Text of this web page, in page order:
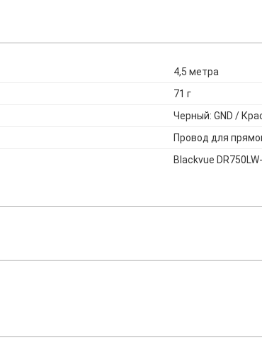
4,5 метра
71 г
Черный: GND /
Провод для
Blackvue